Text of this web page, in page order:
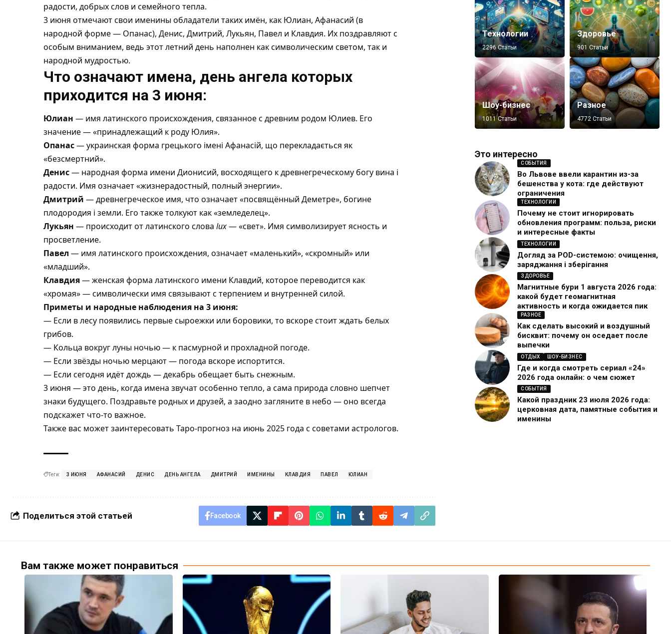
радости, добрых слов и семейного тепла.
3 июня отмечают свои именины обладатели таких имён, как Юлиан, Афанасий (в
народной форме — Опанас), Денис, Дмитрий, Лукьян, Павел и Клавдия. Их поздравляют с
особым вниманием, ведь этот летний день наполнен как символическим светом, так и
народной мудростью.
Что означают имена, день ангела которых
приходится на 3 июня:
Юлиан — имя латинского происхождения, связанное с древним родом Юлиев. Его
значение — «принадлежащий к роду Юлия».
Опанас— украинская форма грецького імені Афанасій, що перекладається як
«безсмертний».
Денис— народная форма имени Дионисий, восходящего к древнегреческому богу вина і
радости. Имя означает «жизнерадостный, полный энергии».
Дмитрий — древнегреческое имя, что означает «посвящённый Деметре», богине
плодородия і земли. Его также толкуют как «земледелец».
Лукьян — происходит от латинского слова lux— «свет». Имя символизирует ясность и
просветление.
Павел — имя латинского происхождения, означает «маленький», «скромный» или
«младший».
Клавдия— женская форма латинского имени Клавдий, которое переводится как
«хромая» — символически имя связывают с терпением и внутренней силой.
Приметы и народные наблюдения на 3 июня:
— Если в лесу появились первые сыроежки или боровики, то вскоре стоит ждать белых
грибов.
— Кольца вокруг луны ночью — к пасмурной и прохладной погоде.
— Если звёзды ночью мерцают — погода вскоре испортится.
— Если сегодня идёт дождь — декабрь обещает быть снежным.
3 июня — это день, когда имена звучат особенно тепло, а сама природа словно шепчет
знаки будущего. Поздравьте родных и друзей, а заодно загляните в небо — оно всегда
подскажет что-то важное.
Также вас может заинтересовать Таро-прогноз на июнь 2025 года с советами астрологов.
Теги: 3 ИЮНЯ АФАНАСИЙ ДЕНИС ДЕНЬ АНГЕЛА ДМИТРИЙ ИМЕНИНЫ КЛАВДИЯ ПАВЕЛ ЮЛИАН
Поделиться этой статьей Facebook
Технологии
2296 Статьи
Здоровье
901 Статьи
Шоу-бизнес
1011 Статьи
Разное
4772 Статьи
Это интересно
СОБЫТИЯ
Во Львове ввели карантин из-за
бешенства у кота: где действуют
ограничения
ТЕХНОЛОГИИ
Почему не стоит игнорировать
обновления программ: польза, риски
и интересные факты
ТЕХНОЛОГИИ
Догляд за POD-системою: очищення,
заряджання і зберігання
ЗДОРОВЬЕ
Магнитные бури 1 августа 2026 года:
какой будет геомагнитная
активность и когда ожидается пик
РАЗНОЕ
Как сделать высокий и воздушный
бисквит: почему он оседает после
выпечки
ОТДЫХ ШОУ-БИЗНЕС
Где и когда смотреть сериал «24»
2026 года онлайн: о чем сюжет
СОБЫТИЯ
Какой праздник 23 июля 2026 года:
церковная дата, памятные события и
именины
Вам также может понравиться